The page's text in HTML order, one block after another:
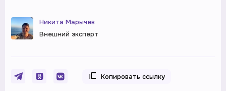
Никита Марычев
Внешний эксперт
Копировать ссылку